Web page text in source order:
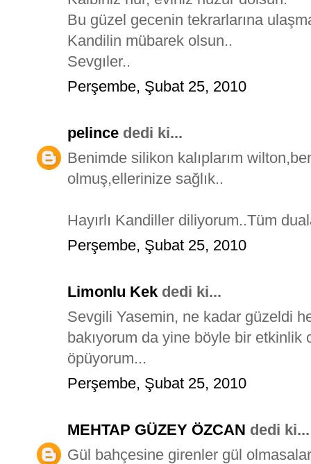
Bu güzel gecenin tekrarlarına
Kandilin mübarek olsun..
Sevgıler..
Perşembe, Şubat 25, 2010
pelince dedi ki...
Benimde silikon kalıplarım
olmuş,ellerinize sağlık..
Hayırlı Kandiller diliyorum..Tüm
Perşembe, Şubat 25, 2010
Limonlu Kek dedi ki...
Sevgili Yasemin, ne kadar güzeldi
bakıyorum da yine böyle bir
öpüyorum...
Perşembe, Şubat 25, 2010
MEHTAP GÜZEY ÖZCAN dedi ki...
Gül bahçesine girenler gül